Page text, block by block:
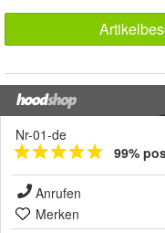
Nr-01-de
99%
Anrufen
Merken